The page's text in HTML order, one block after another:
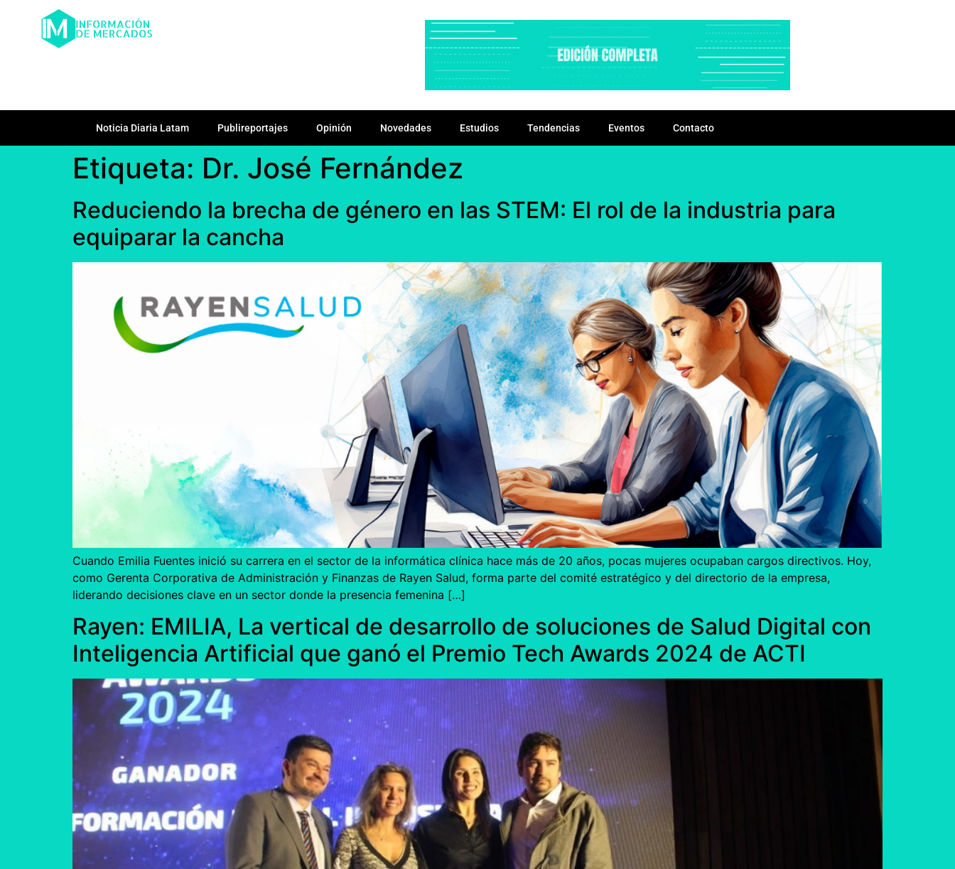
Noticia Diaria Latam Publireportajes Opinión Novedades Estudios Tendencias Eventos Contacto
Etiqueta: Dr. José Fernández
Reduciendo la brecha de género en las STEM: El rol de la industria para
equiparar la cancha
Cuando Emilia Fuentes inició su carrera en el sector de la informática clínica hace más de 20 años, pocas mujeres ocupaban cargos directivos. Hoy,
como Gerenta Corporativa de Administración y Finanzas de Rayen Salud, forma parte del comité estratégico y del directorio de la empresa,
liderando decisiones clave en un sector donde la presencia femenina […]
Rayen: EMILIA, La vertical de desarrollo de soluciones de Salud Digital con
Inteligencia Artificial que ganó el Premio Tech Awards 2024 de ACTI